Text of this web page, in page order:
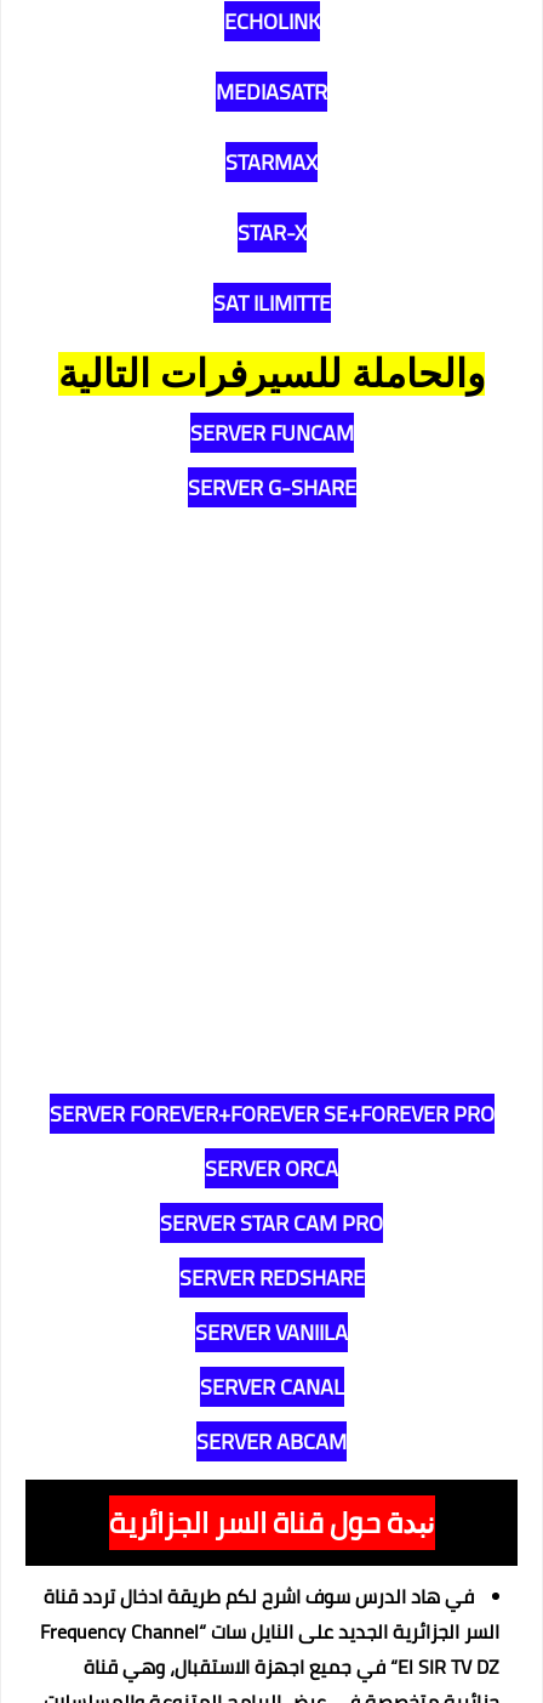
ECHOLINK
MEDIASATR
STARMAX
STAR-X
SAT ILIMITTE
والحاملة للسيرفرات التالية
SERVER FUNCAM
SERVER G-SHARE
SERVER FOREVER+FOREVER SE+FOREVER PRO
SERVER ORCA
SERVER STAR CAM PRO
SERVER REDSHARE
SERVER VANIILA
SERVER CANAL
SERVER ABCAM
نبدة حول قناة السر الجزائرية
في هاد الدرس سوف اشرح لكم طريقة ادخال تردد قناة
السر الجزائرية الجديد على النايل سات “Frequency Channel
El SIR TV DZ“ في جميع اجهزة الاستقبال، وهي قناة